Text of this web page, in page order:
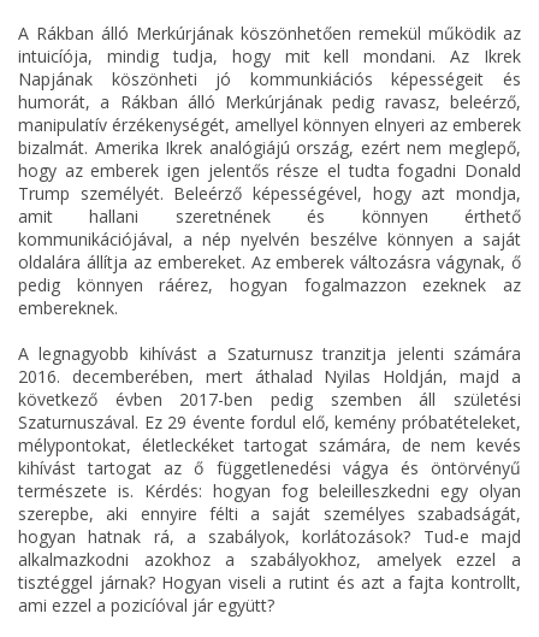
A Rákban álló Merkúrjának köszönhetően remekül működik az
intuicíója, mindig tudja, hogy mit kell mondani. Az Ikrek
Napjának köszönheti jó kommunkiációs képességeit és
humorát, a Rákban álló Merkúrjának pedig ravasz, beleérző,
manipulatív érzékenységét, amellyel könnyen elnyeri az emberek
bizalmát. Amerika Ikrek analógiájú ország, ezért nem meglepő,
hogy az emberek igen jelentős része el tudta fogadni Donald
Trump személyét. Beleérző képességével, hogy azt mondja,
amit hallani szeretnének és könnyen érthető
kommunikációjával, a nép nyelvén beszélve könnyen a saját
oldalára állítja az embereket. Az emberek változásra vágynak, ő
pedig könnyen ráérez, hogyan fogalmazzon ezeknek az
embereknek.
A legnagyobb kihívást a Szaturnusz tranzitja jelenti számára
2016. decemberében, mert áthalad Nyilas Holdján, majd a
következő évben 2017-ben pedig szemben áll születési
Szaturnuszával. Ez 29 évente fordul elő, kemény próbatételeket,
mélypontokat, életleckéket tartogat számára, de nem kevés
kihívást tartogat az ő függetlenedési vágya és öntörvényű
természete is. Kérdés: hogyan fog beleilleszkedni egy olyan
szerepbe, aki ennyire félti a saját személyes szabadságát,
hogyan hatnak rá, a szabályok, korlátozások? Tud-e majd
alkalmazkodni azokhoz a szabályokhoz, amelyek ezzel a
tisztéggel járnak? Hogyan viseli a rutint és azt a fajta kontrollt,
ami ezzel a pozicíóval jár együtt?